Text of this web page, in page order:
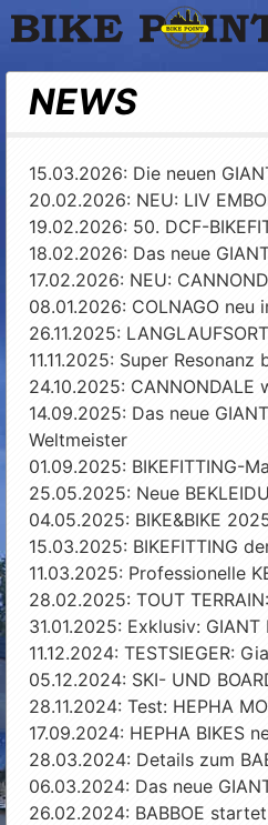
Bike Point
NEWS
15.03.2026: Die neuen
20.02.2026: NEU: LIV
19.02.2026: 50. DCF-
18.02.2026: Das neue
17.02.2026: NEU:
08.01.2026: COLNAGO neu
26.11.2025:
11.11.2025: Super Resonanz
24.10.2025:
14.09.2025: Das neue
Weltmeister
01.09.2025: BIKEFITTING-
25.05.2025: Neue
04.05.2025: BIKE&BIKE
15.03.2025: BIKEFITTING
11.03.2025: Professionelle
28.02.2025: TOUT
31.01.2025: Exklusiv: GIANT
11.12.2024: TESTSIEGER:
05.12.2024: SKI- UND
28.11.2024: Test: HEPHA
17.09.2024: HEPHA BIKES
28.03.2024: Details zum
06.03.2024: Das neue
26.02.2024: BABBOE startet